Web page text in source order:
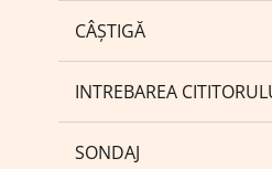
CÂȘTIGĂ
INTREBAREA
SONDAJ